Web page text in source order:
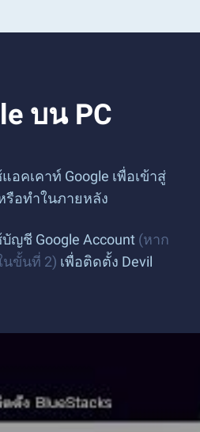
บน PC
อคเคาท์ Google เพื่อเข้าสู่
รือทำในภายหลัง
ญชี Google Account (หาก
นขั้นที่ 2) เพื่อติดตั้ง Devil